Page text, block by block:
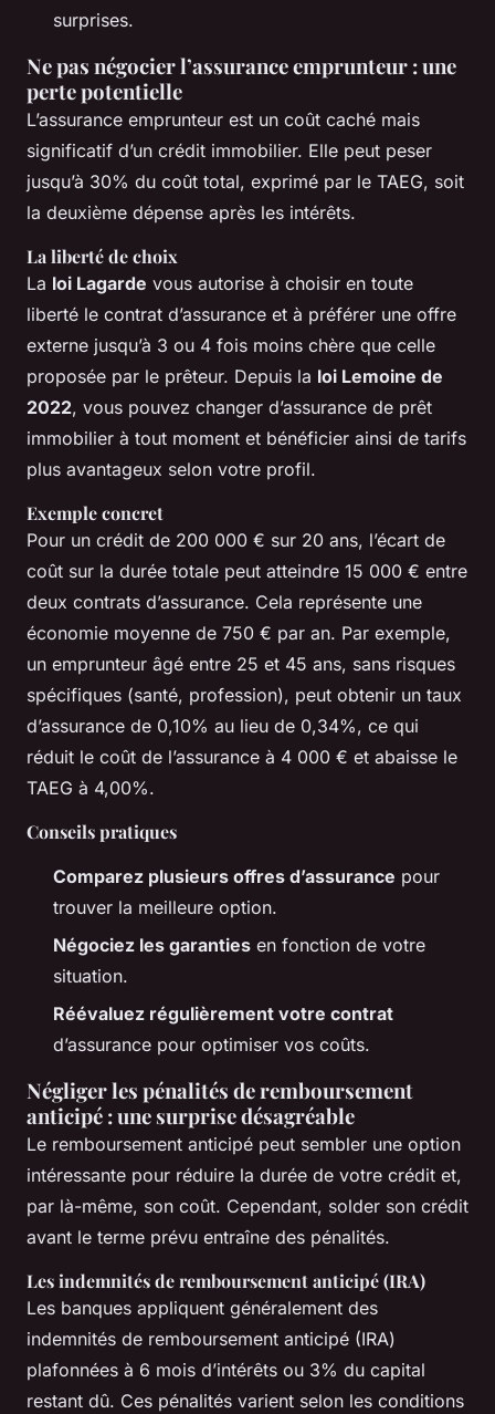
surprises.
Ne pas négocier l’assurance emprunteur : une
perte potentielle
L’assurance emprunteur est un coût caché mais
significatif d’un crédit immobilier. Elle peut peser
jusqu’à 30% du coût total, exprimé par le TAEG, soit
la deuxième dépense après les intérêts.
La liberté de choix
La loi Lagarde vous autorise à choisir en toute
liberté le contrat d’assurance et à préférer une offre
externe jusqu’à 3 ou 4 fois moins chère que celle
proposée par le prêteur. Depuis la loi Lemoine de
2022, vous pouvez changer d’assurance de prêt
immobilier à tout moment et bénéficier ainsi de tarifs
plus avantageux selon votre profil.
Exemple concret
Pour un crédit de 200 000 € sur 20 ans, l’écart de
coût sur la durée totale peut atteindre 15 000 € entre
deux contrats d’assurance. Cela représente une
économie moyenne de 750 € par an. Par exemple,
un emprunteur âgé entre 25 et 45 ans, sans risques
spécifiques (santé, profession), peut obtenir un taux
d’assurance de 0,10% au lieu de 0,34%, ce qui
réduit le coût de l’assurance à 4 000 € et abaisse le
TAEG à 4,00%.
Conseils pratiques
Comparez plusieurs offres d’assurance pour
trouver la meilleure option.
Négociez les garanties en fonction de votre
situation.
Réévaluez régulièrement votre contrat
d’assurance pour optimiser vos coûts.
Négliger les pénalités de remboursement
anticipé : une surprise désagréable
Le remboursement anticipé peut sembler une option
intéressante pour réduire la durée de votre crédit et,
par là-même, son coût. Cependant, solder son crédit
avant le terme prévu entraîne des pénalités.
Les indemnités de remboursement anticipé (IRA)
Les banques appliquent généralement des
indemnités de remboursement anticipé (IRA)
plafonnées à 6 mois d’intérêts ou 3% du capital
restant dû. Ces pénalités varient selon les conditions